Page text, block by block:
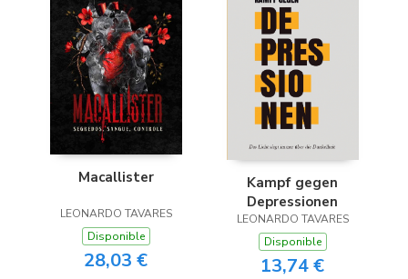
Macallister
LEONARDO TAVARES
Disponible
28,03 €
Kampf gegen
Depressionen
LEONARDO TAVARES
Disponible
13,74 €